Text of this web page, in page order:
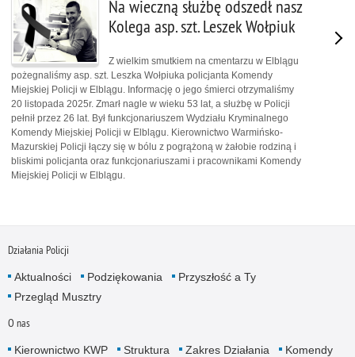
Na wieczną służbę odszedł nasz
Kolega asp. szt. Leszek Wołpiuk
Z wielkim smutkiem na cmentarzu w Elblągu
pożegnaliśmy asp. szt. Leszka Wołpiuka policjanta Komendy
Miejskiej Policji w Elblągu. Informację o jego śmierci otrzymaliśmy
20 listopada 2025r. Zmarł nagle w wieku 53 lat, a służbę w Policji
pełnił przez 26 lat. Był funkcjonariuszem Wydziału Kryminalnego
Komendy Miejskiej Policji w Elblągu. Kierownictwo Warmińsko-
Mazurskiej Policji łączy się w bólu z pogrążoną w żałobie rodziną i
bliskimi policjanta oraz funkcjonariuszami i pracownikami Komendy
Miejskiej Policji w Elblągu.
Działania Policji
Aktualności Podziękowania
Przyszłość a Ty
Przegląd Musztry
O nas
Kierownictwo KWP Struktura Zakres Działania
Komendy